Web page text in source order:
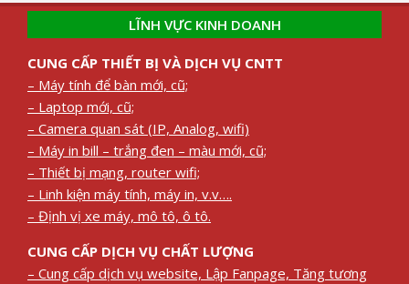
LĨNH VỰC KINH DOANH
CUNG CẤP THIẾT BỊ VÀ DỊCH VỤ CNTT
– Máy tính để bàn mới, cũ;
– Laptop mới, cũ;
– Camera quan sát (IP, Analog, wifi)
– Máy in bill – trắng đen – màu mới, cũ;
– Thiết bị mạng, router wifi;
– Linh kiện máy tính, máy in, v.v….
– Định vị xe máy, mô tô, ô tô.
CUNG CẤP DỊCH VỤ CHẤT LƯỢNG
– Cung cấp dịch vụ website, Lập Fanpage, Tăng tương